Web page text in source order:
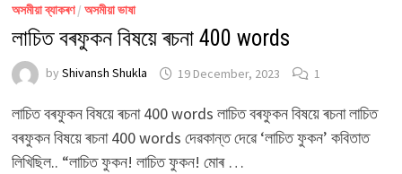
অসমীয়া ব্যাকৰণ/ অসমীয়া ভাষা
লাচিত বৰফুকন বিষয়ে ৰচনা 400 words
by Shivansh Shukla 19 December, 2023 1
লাচিত বৰফুকন বিষয়ে ৰচনা 400 words লাচিত বৰফুকন বিষয়ে ৰচনা লাচিত
বৰফুকন বিষয়ে ৰচনা 400 words দেৱকান্ত দেৱে ‘লাচিত ফুকন’ কবিতাত
লিখিছিল.. “লাচিত ফুকন! লাচিত ফুকন! মোৰ …